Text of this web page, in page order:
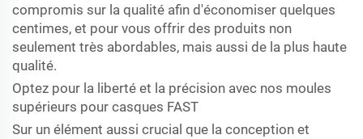
compromis sur la qualité afin d'économiser quelques
centimes, et pour vous offrir des produits non
seulement très abordables, mais aussi de la plus haute
qualité.
Optez pour la liberté et la précision avec nos moules
supérieurs pour casques FAST
Sur un élément aussi crucial que la conception et